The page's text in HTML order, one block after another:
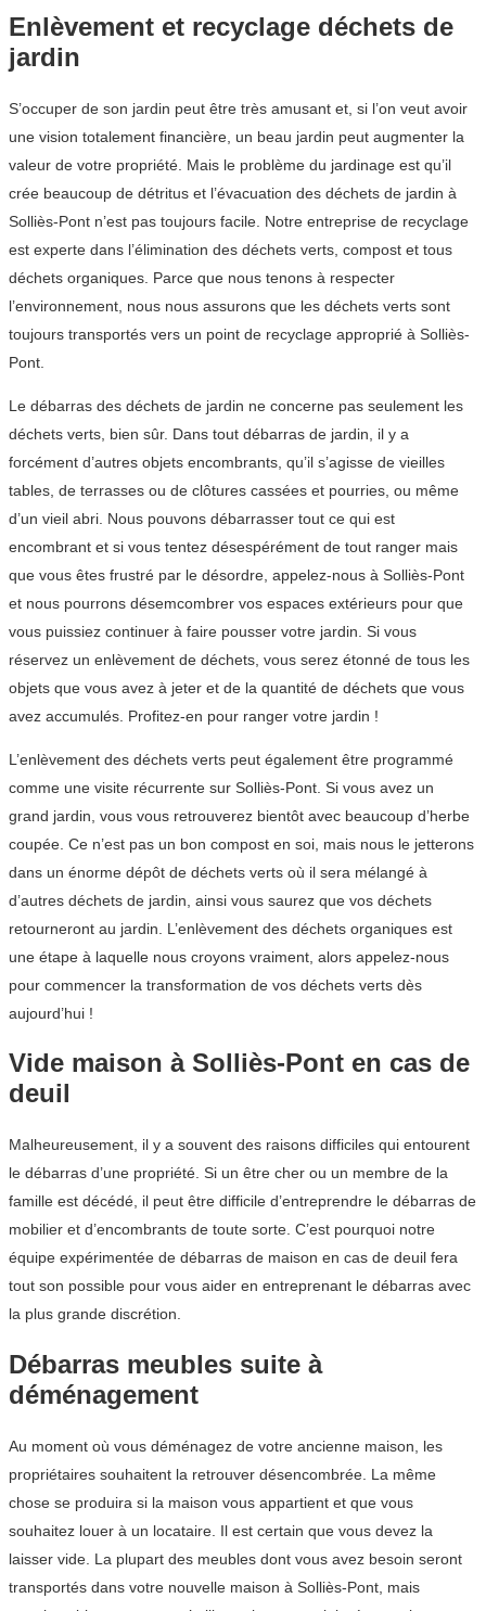
Enlèvement et recyclage déchets de
jardin
S’occuper de son jardin peut être très amusant et, si l’on veut avoir
une vision totalement financière, un beau jardin peut augmenter la
valeur de votre propriété. Mais le problème du jardinage est qu’il
crée beaucoup de détritus et l’évacuation des déchets de jardin à
Solliès-Pont n’est pas toujours facile. Notre entreprise de recyclage
est experte dans l’élimination des déchets verts, compost et tous
déchets organiques. Parce que nous tenons à respecter
l’environnement, nous nous assurons que les déchets verts sont
toujours transportés vers un point de recyclage approprié à Solliès-
Pont.
Le débarras des déchets de jardin ne concerne pas seulement les
déchets verts, bien sûr. Dans tout débarras de jardin, il y a
forcément d’autres objets encombrants, qu’il s’agisse de vieilles
tables, de terrasses ou de clôtures cassées et pourries, ou même
d’un vieil abri. Nous pouvons débarrasser tout ce qui est
encombrant et si vous tentez désespérément de tout ranger mais
que vous êtes frustré par le désordre, appelez-nous à Solliès-Pont
et nous pourrons désemcombrer vos espaces extérieurs pour que
vous puissiez continuer à faire pousser votre jardin. Si vous
réservez un enlèvement de déchets, vous serez étonné de tous les
objets que vous avez à jeter et de la quantité de déchets que vous
avez accumulés. Profitez-en pour ranger votre jardin !
L’enlèvement des déchets verts peut également être programmé
comme une visite récurrente sur Solliès-Pont. Si vous avez un
grand jardin, vous vous retrouverez bientôt avec beaucoup d’herbe
coupée. Ce n’est pas un bon compost en soi, mais nous le jetterons
dans un énorme dépôt de déchets verts où il sera mélangé à
d’autres déchets de jardin, ainsi vous saurez que vos déchets
retourneront au jardin. L’enlèvement des déchets organiques est
une étape à laquelle nous croyons vraiment, alors appelez-nous
pour commencer la transformation de vos déchets verts dès
aujourd’hui !
Vide maison à Solliès-Pont en cas de
deuil
Malheureusement, il y a souvent des raisons difficiles qui entourent
le débarras d’une propriété. Si un être cher ou un membre de la
famille est décédé, il peut être difficile d’entreprendre le débarras de
mobilier et d’encombrants de toute sorte. C’est pourquoi notre
équipe expérimentée de débarras de maison en cas de deuil fera
tout son possible pour vous aider en entreprenant le débarras avec
la plus grande discrétion.
Débarras meubles suite à
déménagement
Au moment où vous déménagez de votre ancienne maison, les
propriétaires souhaitent la retrouver désencombrée. La même
chose se produira si la maison vous appartient et que vous
souhaitez louer à un locataire. Il est certain que vous devez la
laisser vide. La plupart des meubles dont vous avez besoin seront
transportés dans votre nouvelle maison à Solliès-Pont, mais